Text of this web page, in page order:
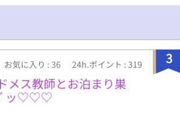
3
お気に入り : 36 24h.ポイント : 319
ス教師とお泊まり巣
ﾞッ♡♡♡